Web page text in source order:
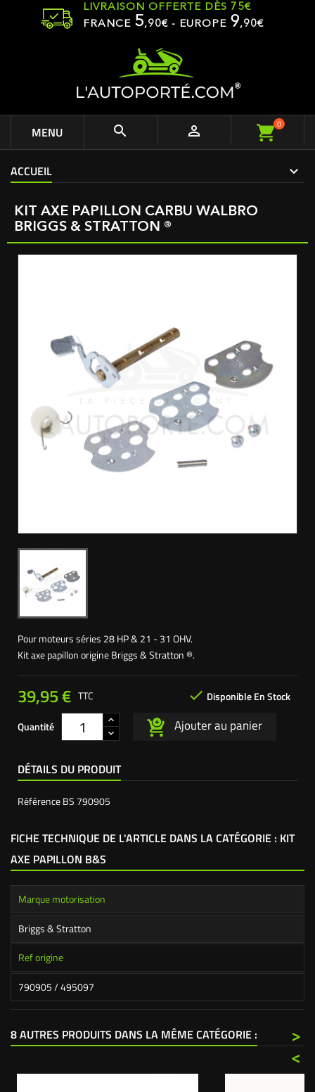
LIVRAISON OFFERTE DÈS 75€
FRANCE 5,90€ - EUROPE 9,90€
MENU   0
ACCUEIL
KIT AXE PAPILLON CARBU WALBRO
BRIGGS & STRATTON ®
Pour moteurs séries 28 HP & 21 - 31 OHV.
Kit axe papillon origine Briggs & Stratton ®.
39,95 €  Disponible En Stock
TTC
Quantité Ajouter au panier
DÉTAILS DU PRODUIT
RéférenceBS 790905
FICHE TECHNIQUE DE L'ARTICLE DANS LA CATÉGORIE : KIT
AXE PAPILLON B&S
Marque motorisation
Briggs & Stratton
Ref origine
790905 / 495097
8 AUTRES PRODUITS DANS LA MÊME CATÉGORIE :
>
<